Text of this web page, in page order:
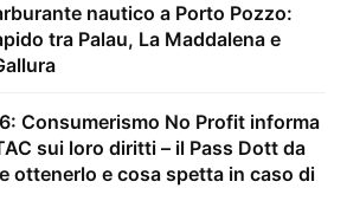
nautico a Porto Pozzo:
tra Palau, La Maddalena e
Consumerismo No Profit informa
sui loro diritti – il Pass Dott da
ottenerlo e cosa spetta in caso di